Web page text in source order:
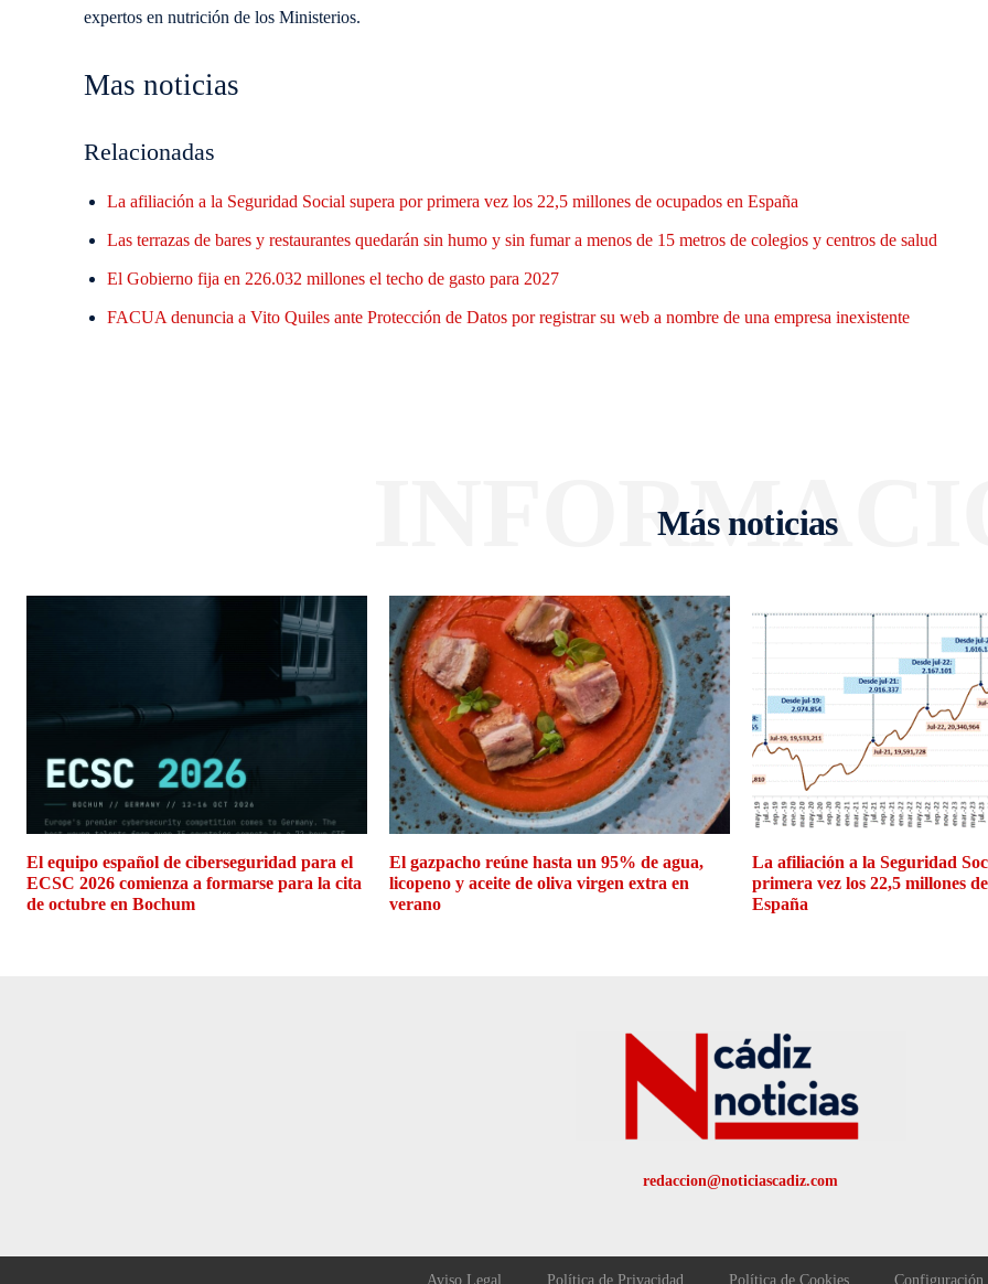
expertos en nutrición de los Ministerios.
Mas noticias
Relacionadas
La afiliación a la Seguridad Social supera por primera vez los 22,5 millones de ocupados en España
Las terrazas de bares y restaurantes quedarán sin humo y sin fumar a menos de 15 metros de colegios y centros de salud
El Gobierno fija en 226.032 millones el techo de gasto para 2027
FACUA denuncia a Vito Quiles ante Protección de Datos por registrar su web a nombre de una empresa inexistente
Más noticias
El equipo español de ciberseguridad para el
ECSC 2026 comienza a formarse para la cita
de octubre en Bochum
El gazpacho reúne hasta un 95% de agua,
licopeno y aceite de oliva virgen extra en
verano
La afiliación a la Seguridad
primera vez los 22,5 millones
España
redaccion@noticiascadiz.com
Aviso Legal Política de Privacidad Política de Cookies Configuración